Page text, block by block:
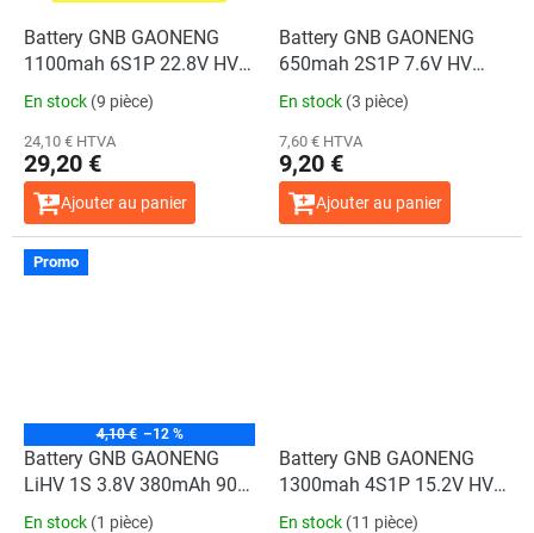
Battery GNB GAONENG
1100mah 6S1P 22.8V HV
160C XH- JST 7P XT60
En stock (9 pièce)
24,10 € HTVA
29,20 €
Ajouter au panier
Battery GNB GAONENG
650mah 2S1P 7.6V HV
160C XH- JST 3P XT30
En stock (3 pièce)
7,60 € HTVA
9,20 €
Ajouter au panier
Promo
4,10 € –12 %
Battery GNB GAONENG
LiHV 1S 3.8V 380mAh 90C
PH2.0 Cabled
En stock (1 pièce)
Battery GNB GAONENG
1300mah 4S1P 15.2V HV
160C XH- JST 5P XT60
En stock (11 pièce)